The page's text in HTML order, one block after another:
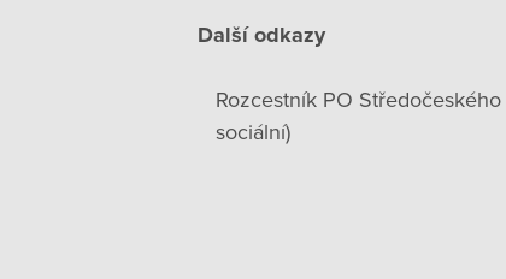
Další odkazy
Rozcestník PO
sociální)